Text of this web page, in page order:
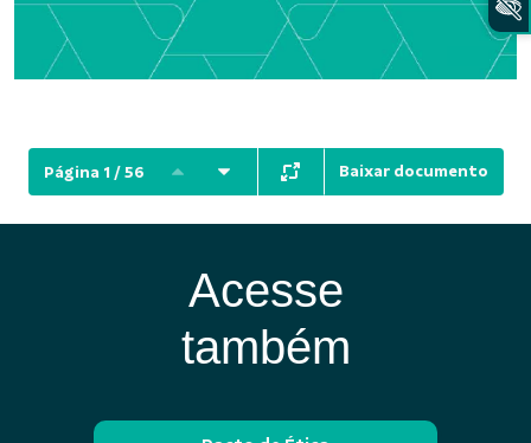
Página 1 / 56 Baixar documento
Acesse
também